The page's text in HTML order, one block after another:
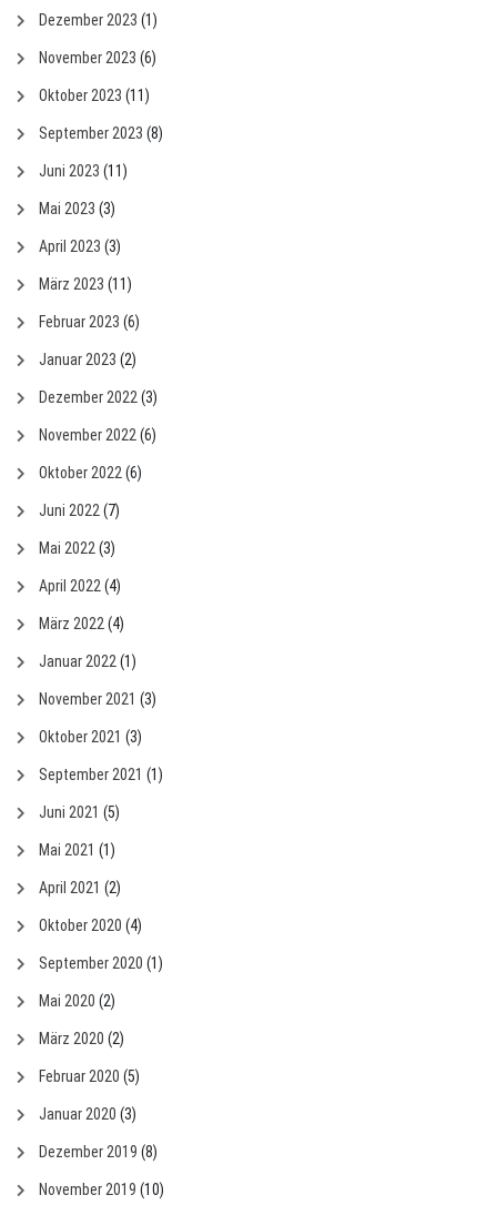
Dezember 2023 (1)
November 2023 (6)
Oktober 2023 (11)
September 2023 (8)
Juni 2023 (11)
Mai 2023 (3)
April 2023 (3)
März 2023 (11)
Februar 2023 (6)
Januar 2023 (2)
Dezember 2022 (3)
November 2022 (6)
Oktober 2022 (6)
Juni 2022 (7)
Mai 2022 (3)
April 2022 (4)
März 2022 (4)
Januar 2022 (1)
November 2021 (3)
Oktober 2021 (3)
September 2021 (1)
Juni 2021 (5)
Mai 2021 (1)
April 2021 (2)
Oktober 2020 (4)
September 2020 (1)
Mai 2020 (2)
März 2020 (2)
Februar 2020 (5)
Januar 2020 (3)
Dezember 2019 (8)
November 2019 (10)